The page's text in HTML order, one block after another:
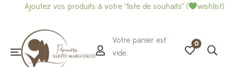
Ajoutez vos produits à votre “liste de souhaits” ( wishlist)
Votre panier est
vide.
0